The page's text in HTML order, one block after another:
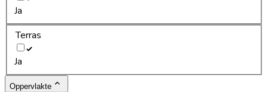
Ja
Terras
Ja
Oppervlakte